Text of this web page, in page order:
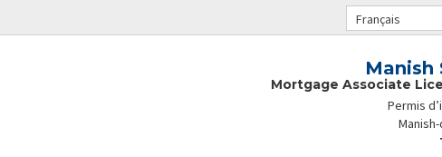
Français
Manish
Mortgage Associate
Permis